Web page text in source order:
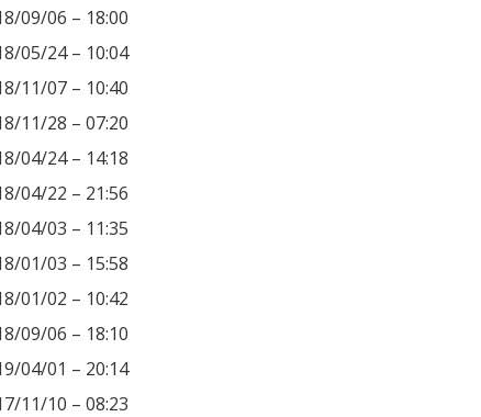
09/06 – 18:00
05/24 – 10:04
11/07 – 10:40
11/28 – 07:20
04/24 – 14:18
04/22 – 21:56
04/03 – 11:35
01/03 – 15:58
01/02 – 10:42
09/06 – 18:10
04/01 – 20:14
11/10 – 08:23